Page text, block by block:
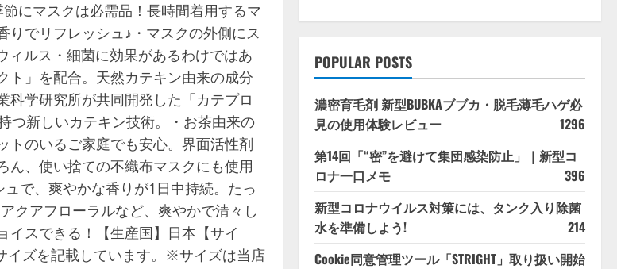
にマスクは必需品！長時間着用するマ
でリフレッシュ♪・マスクの外側にス
ルス・細菌に効果があるわけではあ
ト」を配合。天然カテキン由来の成分
学研究所が共同開発した「カテプロ
つ新しいカテキン技術。・お茶由来の
トのいるご家庭でも安心。界面活性剤
ん、使い捨ての不織布マスクにも使用
で、爽やかな香りが1日中持続。たっ
クアフローラルなど、爽やかで清々し
イスできる！【生産国】日本【サイ
ズを記載しています。※サイズは当店
POPULAR POSTS
濃密育毛剤 新型BUBKAブブカ・脱毛薄毛ハゲ必
見の使用体験レビュー
1296
第14回「“密”を避けて集団感染防止」｜新型コ
ロナ一口メモ
396
新型コロナウイルス対策には、タンク入り除菌
水を準備しよう!
214
Cookie同意管理ツール「STRIGHT」取り扱い開始